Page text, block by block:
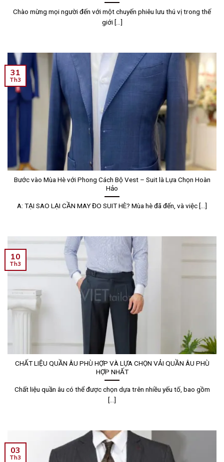
Chào mừng mọi người đến với một chuyến phiêu lưu thú vị trong thế
giới [...]
Bước vào Mùa Hè với Phong Cách Bộ Vest – Suit là Lựa Chọn Hoàn
Hảo
A: TẠI SAO LẠI CẦN MAY ĐO SUIT HÈ? Mùa hè đã đến, và việc [...]
31
Th3
CHẤT LIỆU QUẦN ÂU PHÙ HỢP VÀ LỰA CHỌN VẢI QUẦN ÂU PHÙ
HỢP NHẤT
Chất liệu quần âu có thể được chọn dựa trên nhiều yếu tố, bao gồm
[...]
10
Th3
03
Th3